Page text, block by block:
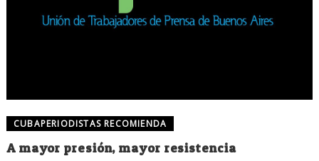
CUBAPERIODISTAS RECOMIENDA
A mayor presión, mayor resistencia